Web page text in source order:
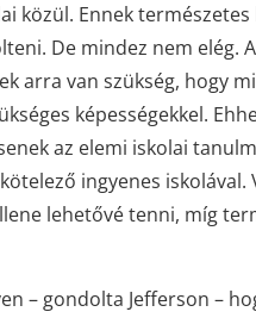
közül. Ennek
De mindez nem elég.
arra van szükség, hogy
képességekkel.
az elemi iskolai
ingyenes iskolával.
lehetővé tenni, míg
– gondolta Jefferson –